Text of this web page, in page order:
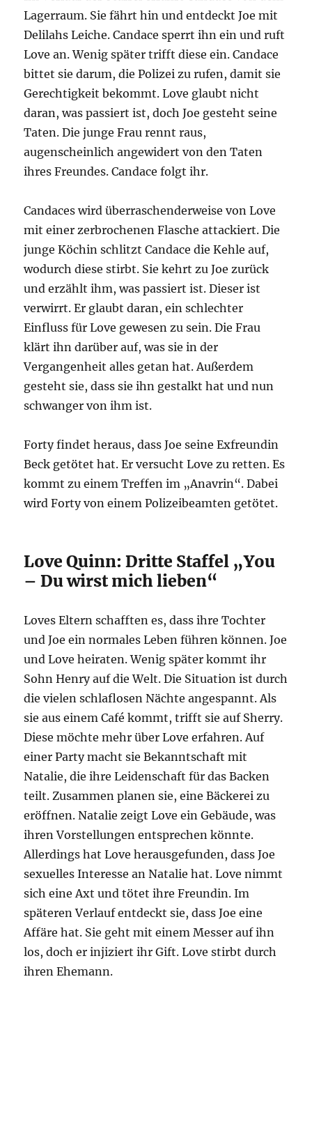
Lagerraum. Sie fährt hin und entdeckt Joe mit
Delilahs Leiche. Candace sperrt ihn ein und ruft
Love an. Wenig später trifft diese ein. Candace
bittet sie darum, die Polizei zu rufen, damit sie
Gerechtigkeit bekommt. Love glaubt nicht
daran, was passiert ist, doch Joe gesteht seine
Taten. Die junge Frau rennt raus,
augenscheinlich angewidert von den Taten
ihres Freundes. Candace folgt ihr.
Candaces wird überraschenderweise von Love
mit einer zerbrochenen Flasche attackiert. Die
junge Köchin schlitzt Candace die Kehle auf,
wodurch diese stirbt. Sie kehrt zu Joe zurück
und erzählt ihm, was passiert ist. Dieser ist
verwirrt. Er glaubt daran, ein schlechter
Einfluss für Love gewesen zu sein. Die Frau
klärt ihn darüber auf, was sie in der
Vergangenheit alles getan hat. Außerdem
gesteht sie, dass sie ihn gestalkt hat und nun
schwanger von ihm ist.
Forty findet heraus, dass Joe seine Exfreundin
Beck getötet hat. Er versucht Love zu retten. Es
kommt zu einem Treffen im „Anavrin“. Dabei
wird Forty von einem Polizeibeamten getötet.
Love Quinn: Dritte Staffel „You
– Du wirst mich lieben“
Loves Eltern schafften es, dass ihre Tochter
und Joe ein normales Leben führen können. Joe
und Love heiraten. Wenig später kommt ihr
Sohn Henry auf die Welt. Die Situation ist durch
die vielen schlaflosen Nächte angespannt. Als
sie aus einem Café kommt, trifft sie auf Sherry.
Diese möchte mehr über Love erfahren. Auf
einer Party macht sie Bekanntschaft mit
Natalie, die ihre Leidenschaft für das Backen
teilt. Zusammen planen sie, eine Bäckerei zu
eröffnen. Natalie zeigt Love ein Gebäude, was
ihren Vorstellungen entsprechen könnte.
Allerdings hat Love herausgefunden, dass Joe
sexuelles Interesse an Natalie hat. Love nimmt
sich eine Axt und tötet ihre Freundin. Im
späteren Verlauf entdeckt sie, dass Joe eine
Affäre hat. Sie geht mit einem Messer auf ihn
los, doch er injiziert ihr Gift. Love stirbt durch
ihren Ehemann.